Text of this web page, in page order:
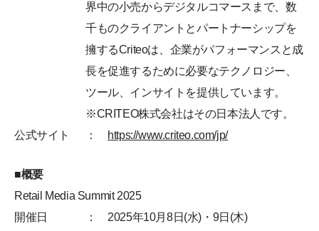
界中の小売からデジタルコマースまで、数
千ものクライアントとパートナーシップを
擁するCriteoは、企業がパフォーマンスと成
長を促進するために必要なテクノロジー、
ツール、インサイトを提供しています。
※CRITEO株式会社はその日本法人です。
公式サイト
： https://www.criteo.com/jp/
■概要
Retail Media Summit 2025
開催日
： 2025年10月8日(水)・9日(木)